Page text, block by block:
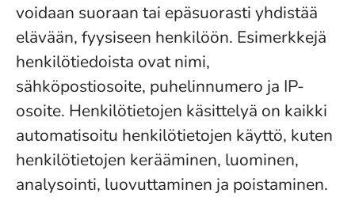
voidaan suoraan tai epäsuorasti yhdistää
elävään, fyysiseen henkilöön. Esimerkkejä
henkilötiedoista ovat nimi,
sähköpostiosoite, puhelinnumero ja IP-
osoite. Henkilötietojen käsittelyä on kaikki
automatisoitu henkilötietojen käyttö, kuten
henkilötietojen kerääminen, luominen,
analysointi, luovuttaminen ja poistaminen.